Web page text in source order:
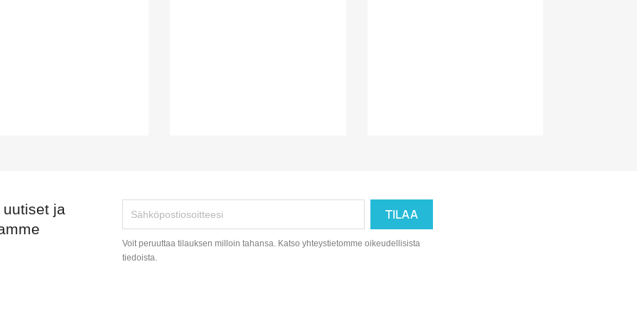
ja
Voit peruuttaa tilauksen milloin tahansa. Katso yhteystietomme oikeudellisista
tiedoista.